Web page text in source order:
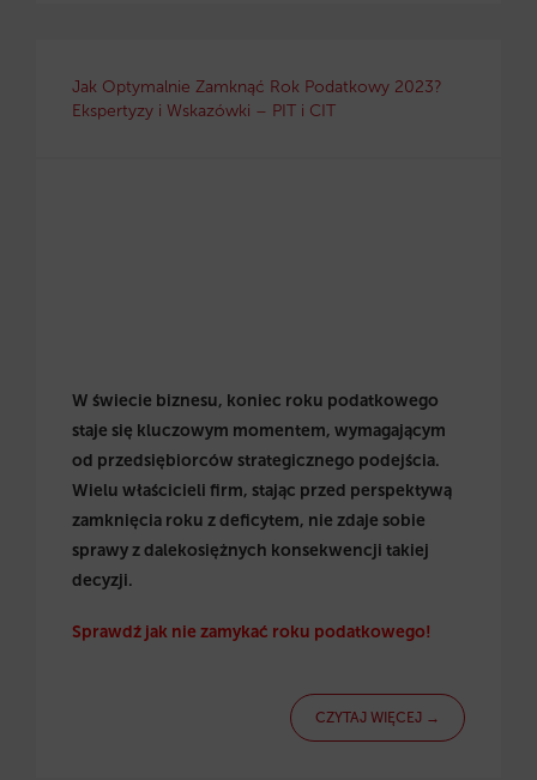
Jak Optymalnie Zamknąć Rok Podatkowy 2023?
Ekspertyzy i Wskazówki – PIT i CIT
W świecie biznesu, koniec roku podatkowego
staje się kluczowym momentem, wymagającym
od przedsiębiorców strategicznego podejścia.
Wielu właścicieli firm, stając przed perspektywą
zamknięcia roku z deficytem, nie zdaje sobie
sprawy z dalekosiężnych konsekwencji takiej
decyzji.
Sprawdź jak nie zamykać roku podatkowego!
CZYTAJ WIĘCEJ →